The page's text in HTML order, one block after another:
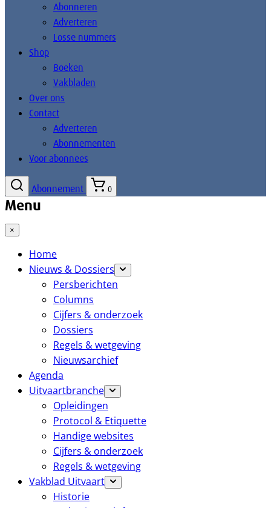
Abonneren
Adverteren
Losse nummers
Shop
Boeken
Vakbladen
Over ons
Contact
Adverteren
Abonnementen
Voor abonnees
Abonnement 0
Menu
×
Home
Nieuws & Dossiers
Persberichten
Columns
Cijfers & onderzoek
Dossiers
Regels & wetgeving
Nieuwsarchief
Agenda
Uitvaartbranche
Opleidingen
Protocol & Etiquette
Handige websites
Cijfers & onderzoek
Regels & wetgeving
Vakblad Uitvaart
Historie